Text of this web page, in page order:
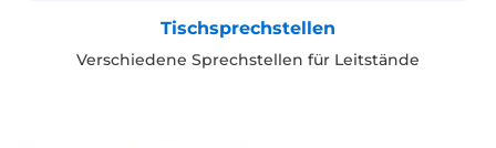
Tischsprechstellen
Verschiedene Sprechstellen für Leitstände